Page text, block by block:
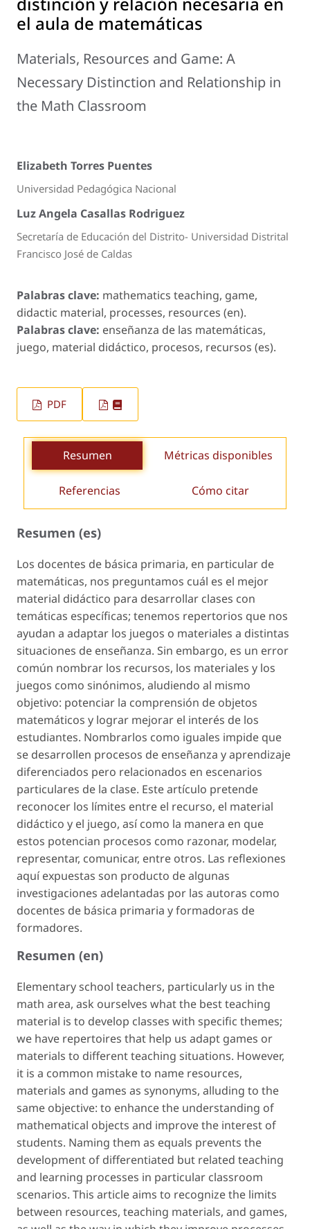
el aula de matemáticas
Materials, Resources and Game: A
Necessary Distinction and Relationship in
the Math Classroom
Elizabeth Torres Puentes
Universidad Pedagógica Nacional
Luz Angela Casallas Rodriguez
Secretaría de Educación del Distrito- Universidad Distrital
Francisco José de Caldas
Palabras clave: mathematics teaching, game,
didactic material, processes, resources (en).
Palabras clave: enseñanza de las matemáticas,
juego, material didáctico, procesos, recursos (es).
PDF
Resumen Métricas disponibles
Referencias Cómo citar
Resumen (es)
Los docentes de básica primaria, en particular de
matemáticas, nos preguntamos cuál es el mejor
material didáctico para desarrollar clases con
temáticas específicas; tenemos repertorios que nos
ayudan a adaptar los juegos o materiales a distintas
situaciones de enseñanza. Sin embargo, es un error
común nombrar los recursos, los materiales y los
juegos como sinónimos, aludiendo al mismo
objetivo: potenciar la comprensión de objetos
matemáticos y lograr mejorar el interés de los
estudiantes. Nombrarlos como iguales impide que
se desarrollen procesos de enseñanza y aprendizaje
diferenciados pero relacionados en escenarios
particulares de la clase. Este artículo pretende
reconocer los límites entre el recurso, el material
didáctico y el juego, así como la manera en que
estos potencian procesos como razonar, modelar,
representar, comunicar, entre otros. Las reflexiones
aquí expuestas son producto de algunas
investigaciones adelantadas por las autoras como
docentes de básica primaria y formadoras de
formadores.
Resumen (en)
Elementary school teachers, particularly us in the
math area, ask ourselves what the best teaching
material is to develop classes with specific themes;
we have repertoires that help us adapt games or
materials to different teaching situations. However,
it is a common mistake to name resources,
materials and games as synonyms, alluding to the
same objective: to enhance the understanding of
mathematical objects and improve the interest of
students. Naming them as equals prevents the
development of differentiated but related teaching
and learning processes in particular classroom
scenarios. This article aims to recognize the limits
between resources, teaching materials, and games,